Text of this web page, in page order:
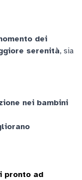
dei
serenità, sia
nei bambini
pronto ad